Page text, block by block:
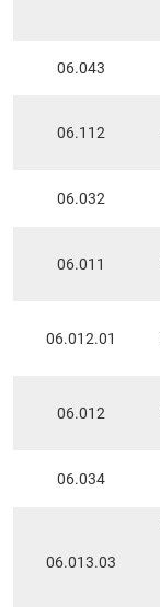
06.043
06.112
06.032
06.011
06.012.01
06.012
06.034
06.013.03